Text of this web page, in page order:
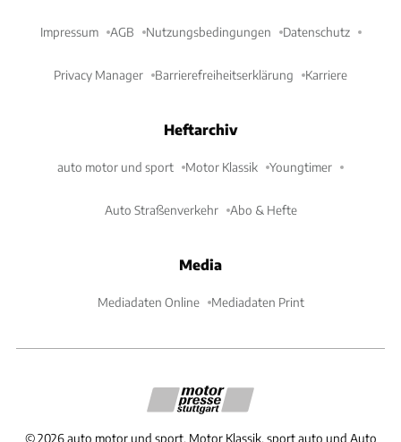
Impressum AGB Nutzungsbedingungen Datenschutz
Privacy Manager Barrierefreiheitserklärung Karriere
Heftarchiv
auto motor und sport Motor Klassik Youngtimer
Auto Straßenverkehr Abo & Hefte
Media
Mediadaten Online Mediadaten Print
©2026 auto motor und sport, Motor Klassik, sport auto und Auto